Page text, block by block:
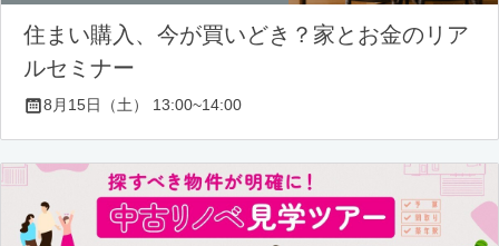
住まい購入、今が買いどき？家とお金のリア
ルセミナー
8月15日（土） 13:00~14:00